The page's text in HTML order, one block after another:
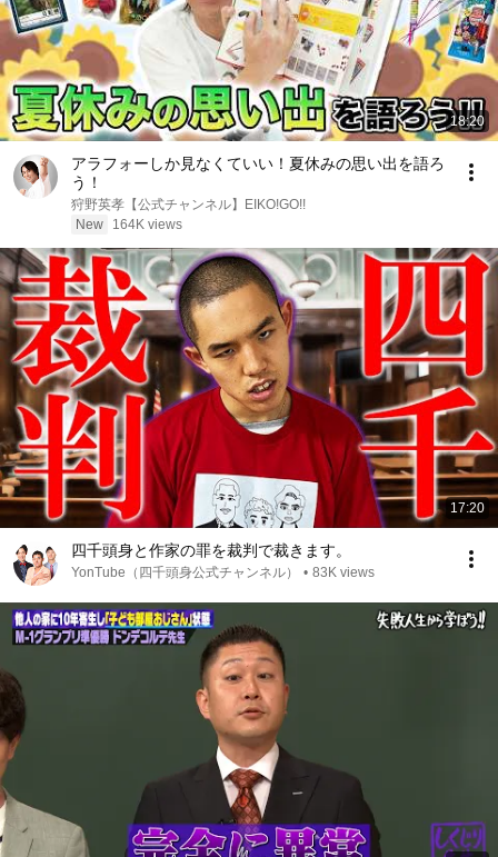
18:20
アラフォーしか見なくていい！夏休みの思い出を語ろ
う！
狩野英孝【公式チャンネル】EIKO!GO!!
New
164K views
17:20
四千頭身と作家の罪を裁判で裁きます。
YonTube（四千頭身公式チャンネル） • 83K views